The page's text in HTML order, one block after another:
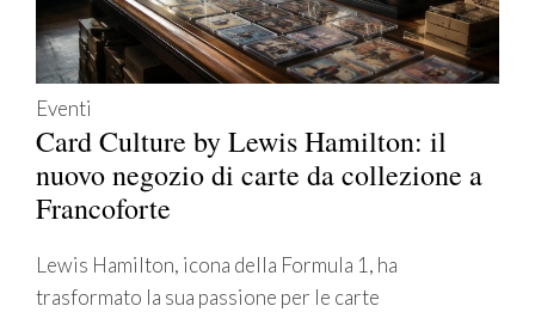
Eventi
Card Culture by Lewis Hamilton: il
nuovo negozio di carte da collezione a
Francoforte
Lewis Hamilton, icona della Formula 1, ha
trasformato la sua passione per le carte